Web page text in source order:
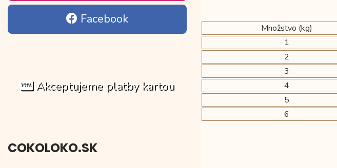
Množstvo (kg)
1
2
3
4
5
6
Facebook
Akceptujeme platby kartou
COKOLOKO.SK